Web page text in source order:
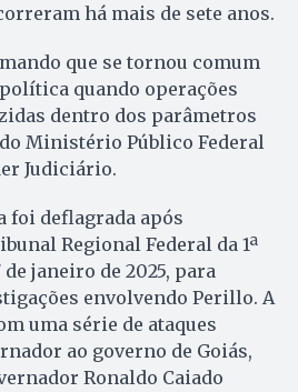
há mais de sete anos.
que se tornou comum
quando operações
dentro dos parâmetros
Ministério Público Federal
Judiciário.
foi deflagrada após
Regional Federal da 1ª
de janeiro de 2025, para
envolvendo Perillo. A
uma série de ataques
ao governo de Goiás,
Ronaldo Caiado